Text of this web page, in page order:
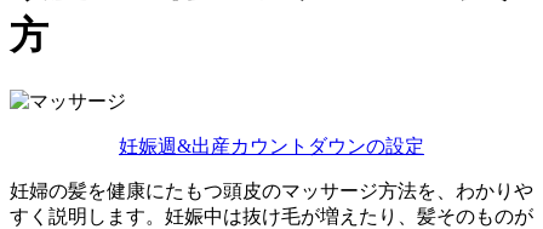
方
妊娠週&出産カウントダウンの設定
妊婦の髪を健康にたもつ頭皮のマッサージ方法を、わかりや
すく説明します。妊娠中は抜け毛が増えたり、髪そのものが